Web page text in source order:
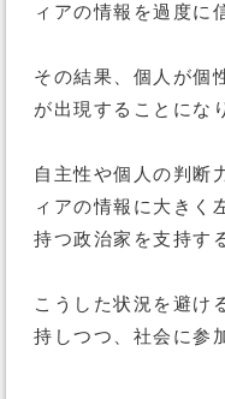
ィアの情報を過度に
その結果、個人が個
が出現することにな
自主性や個人の判断
ィアの情報に大きく
持つ政治家を支持す
こうした状況を避け
持しつつ、社会に参